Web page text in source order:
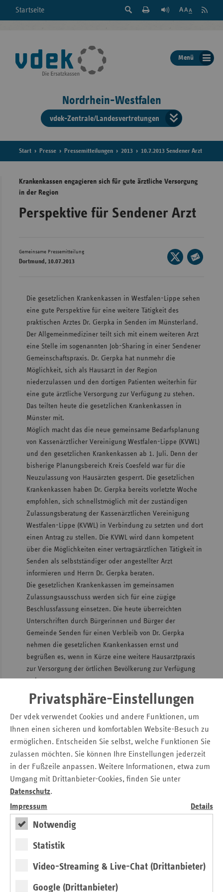
Privatsphäre-Einstellungen
Der vdek verwendet Cookies und andere Funktionen, um
Ihnen einen sicheren und komfortablen Website-Besuch zu
ermöglichen. Entscheiden Sie selbst, welche Funktionen Sie
zulassen möchten. Sie können Ihre Einstellungen jederzeit
in der Fußzeile anpassen. Weitere Informationen, etwa zum
Umgang mit Drittanbieter-Cookies, finden Sie unter
Datenschutz.
Impressum
Details
Notwendig
Statistik
Video-Streaming & Live-Chat (Drittanbieter)
Google (Drittanbieter)
Startseite
Suche
der
Seite
Feed
Menü
Nordrhein-Westfalen
vdek-Zentrale/Landesvertretungen
der
Start Presse Pressemitteilungen 2013 10.7.2013 Sendener Arzt
Krankenkassen engagieren sich für gute ärztliche Versorgung
in der Region
Perspektive für Sendener Arzt
Gemeinsame Pressemitteilung
Dortmund, 10.07.2013
Seite
auf
teilen
Die gesetzlichen Krankenkassen in Westfalen-Lippe sehen
eine gute Perspektive für eine weitere Tätigkeit des
praktischen Arztes Dr. Cierpka in Senden im Münsterland.
Der Allgemeinmediziner teilt sich mit einem weiteren Arzt
eine Stelle im sogenannten Job-Sharing in einer Sendener
Gemeinschaftspraxis. Dr. Cierpka hat nunmehr die
Möglichkeit, sich als Hausarzt in der Region
niederzulassen und den dortigen Patienten weiterhin für
eine gute ärztliche Versorgung zur Verfügung zu stehen.
Das teilten heute die gesetzlichen Krankenkassen in
Münster mit.
Möglich macht das die neue gemeinsame Bedarfsplanung
von Kassenärztlicher Vereinigung Westfalen-Lippe (KVWL)
und den gesetzlichen Krankenkassen ab 1. Juli. Denn der
bisherige Planungsbereich Kreis Coesfeld war für die
Neuzulassung von Hausärzten gesperrt. Die gesetzlichen
Krankenkassen haben Dr. Cierpka bereits vorletzte Woche
empfohlen, sich schnellstmöglich mit der zuständigen
Zulassungsberatung der Kassenärztlichen Vereinigung
Westfalen-Lippe (KVWL) in Verbindung zu setzten und dort
einen Antrag zu stellen. Die KVWL wird dann kompetent
über die Möglichkeiten einer vertragsärztlichen Tätigkeit in
Senden als selbstständiger oder angestellter Arzt
informieren und Herrn Dr. Cierpka beraten.
Die gesetzlichen Krankenkassen im gemeinsamen
Zulassungsausschuss werden sich für eine zügige
Beschlussfassung einsetzen. Die heute überreichten
Unterschriften durch Bürgerinnen und Bürger der
Gemeinde Senden für einen Verbleib von Dr. Cierpka
nehmen die gesetzlichen Krankenkassen ernst und
begrüßen es, wenn in Kürze eine weitere Hausarztpraxis
zur Versorgung der örtlichen Bevölkerung zur Verfügung
steht.
Die neue Bedarfsplanung kann künftig
flexibler und besser
auf regionale Bedürfnisse eingehen. Das ist ganz im Sinne
der gesetzlichen Krankenkassen. Sie setzen sich dafür ein,
dass die Gelder für ärztliche Honorare nicht mit der
Gießkanne verteilt, sondern gezielt dorthin fließen, wo sie
dringend benötigt werden. Dieser Grundsatz sollte auch für
die innerärztliche Verteilung der Honorare unter den
Facharztgruppen gelten.
10.7.13 Ersatzkassenreport erschienen.pdf
Kontakt
Christian Breidenbach
Verband der Ersatzkassen e.V. (vdek)